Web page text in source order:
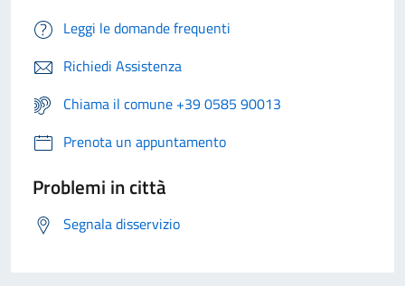
Leggi le domande frequenti
Richiedi Assistenza
Chiama il comune +39 0585 90013
Prenota un appuntamento
Problemi in città
Segnala disservizio